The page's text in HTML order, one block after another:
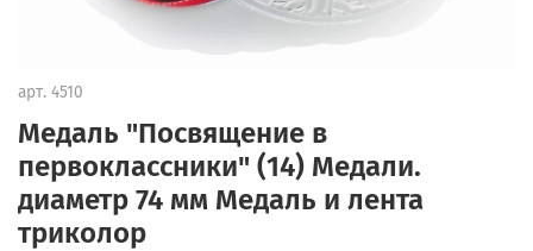
арт. 4510
Медаль "Посвящение в
первоклассники" (14) Медали.
диаметр 74 мм Медаль и лента
триколор